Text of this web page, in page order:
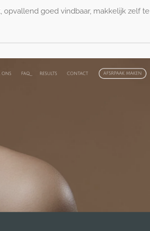
goed vindbaar, makkelijk zelf te